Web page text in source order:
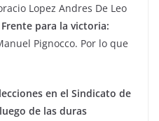
Lopez Andres De Leo
para la victoria:
Pignocco. Por lo que
en el Sindicato de
de las duras